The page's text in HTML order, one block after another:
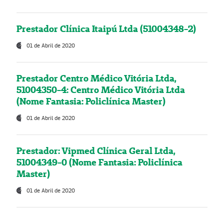
Prestador Clínica Itaipú Ltda (51004348-2)
01 de Abril de 2020
Prestador Centro Médico Vitória Ltda,
51004350-4: Centro Médico Vitória Ltda
(Nome Fantasia: Policlínica Master)
01 de Abril de 2020
Prestador: Vipmed Clínica Geral Ltda,
51004349-0 (Nome Fantasia: Policlínica
Master)
01 de Abril de 2020